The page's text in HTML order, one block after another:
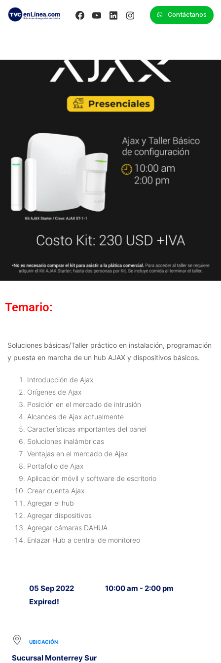
Contáctanos
Temario:
Soluciones básicas/Taller práctico en instalación, programación
y puesta en marcha de un hub AJAX y dispositivos básicos.
Introducción de Ajax
Orígenes de Ajax
Posición en el mercado de intrusión
Alcances de Ajax actualmente
Características importantes del panel
Soluciones inalámbricas
Ventajas en el mercado de Ajax
Portafolio de Ajax
Aplicación móvil y software de escritorio
Crear cuenta Ajax
Agregar el hub
Agregar dispositivos
Agregar cámaras DAHUA
Enlazar Hub a central de monitoreo
05 Sep 2022
Expired!
10:00 am - 2:00 pm
UBICACIÓN
Sucursal Monterrey Sur